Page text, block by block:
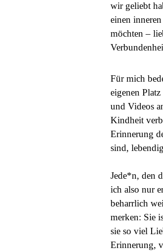
wir geliebt
einen
möchten –
Für mich
eigenen
und Videos
Kindheit
Erinnerung
sind,
Jede*n, den
ich also nur
beharrlich
merken: Sie
sie so viel
Erinnerung,